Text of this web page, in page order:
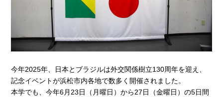
今年2025年、日本とブラジルは外交関係樹立130周年を迎え、
記念イベントが浜松市内各地で数多く開催されました。
本学でも、今年6月23日（月曜日）から27日（金曜日）の5日間